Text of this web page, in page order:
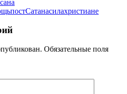
постСатанасилахристиане
Обязательные поля